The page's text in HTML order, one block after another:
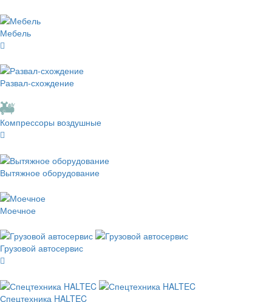
Мебель
Развал-схождение
Компрессоры воздушные
Вытяжное оборудование
Моечное
Грузовой автосервис
Спецтехника HALTEC